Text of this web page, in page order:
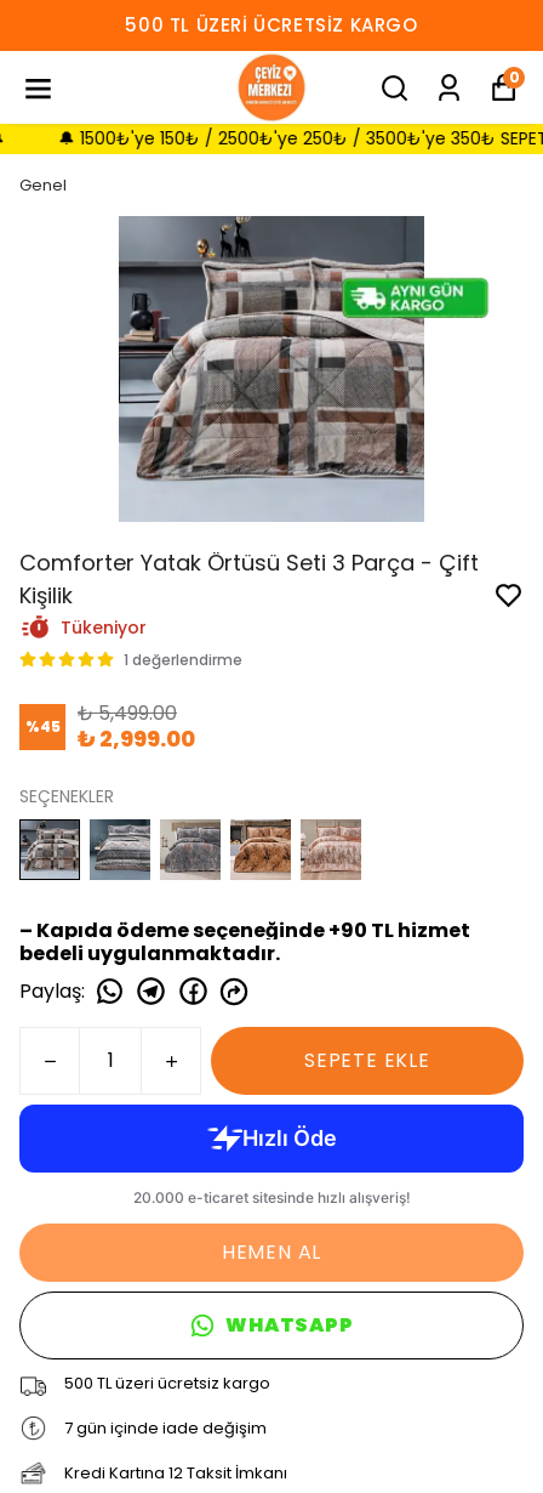
500 TL ÜZERI ÜCRETSIZ KARGO
0
🔔 1500₺'ye 150₺ / 2500₺'ye 250₺ / 3500₺'ye 350₺ SEPETTE
Genel
Comforter Yatak Örtüsü Seti 3 Parça - Çift
Kişilik
Tükeniyor
1 değerlendirme
%45 ₺ 5,499.00
₺ 2,999.00
SEÇENEKLER
– Kapıda ödeme seçeneğinde +90 TL hizmet
bedeli uygulanmaktadır.
Paylaş:
SEPETE EKLE
HEMEN AL
WHATSAPP
500 TL üzeri ücretsiz kargo
7 gün içinde iade değişim
Kredi Kartına 12 Taksit İmkanı